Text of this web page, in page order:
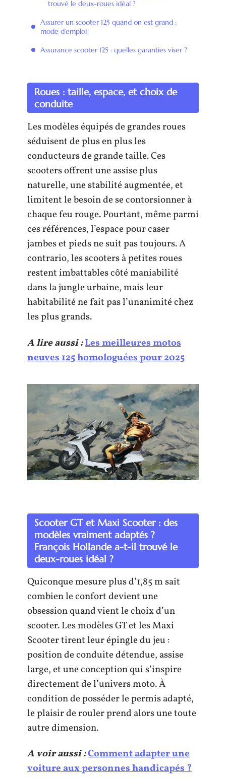
trouvé le deux-roues idéal ?
Assurer un scooter 125 quand on est grand :
mode d’emploi
Assurance scooter 125 : quelles garanties viser ?
Roues : taille, espace, et choix de
conduite
Les modèles équipés de grandes roues
séduisent de plus en plus les
conducteurs de grande taille. Ces
scooters offrent une assise plus
naturelle, une stabilité augmentée, et
limitent le besoin de se contorsionner à
chaque feu rouge. Pourtant, même parmi
ces références, l’espace pour caser
jambes et pieds ne suit pas toujours. A
contrario, les scooters à petites roues
restent imbattables côté maniabilité
dans la jungle urbaine, mais leur
habitabilité ne fait pas l’unanimité chez
les plus grands.
A lire aussi :Les meilleures motos
neuves 125 homologuées pour 2025
Scooter GT et Maxi Scooter : des
modèles vraiment adaptés ?
François Hollande a-t-il trouvé le
deux-roues idéal ?
Quiconque mesure plus d’1,85 m sait
combien le confort devient une
obsession quand vient le choix d’un
scooter. Les modèles GT et les Maxi
Scooter tirent leur épingle du jeu :
position de conduite détendue, assise
large, et une conception qui s’inspire
directement de l’univers moto. À
condition de posséder le permis adapté,
le plaisir de rouler prend alors une toute
autre dimension.
A voir aussi :Comment adapter une
voiture aux personnes handicapés ?